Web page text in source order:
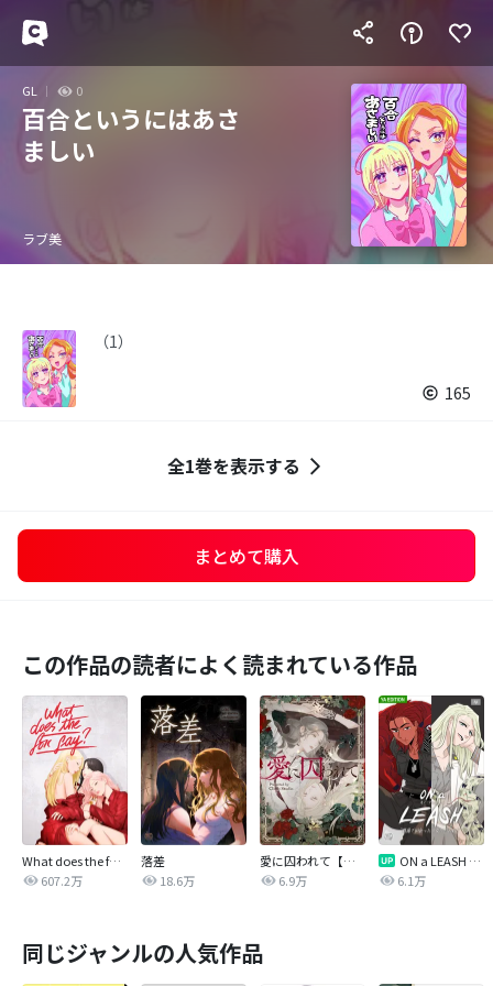
GL 0
百合というにはあさ
ましい
ラブ美
（1）
165
全1巻を表示する
まとめて購入
この作品の読者によく読まれている作品
What does the fox say?
607.2万
落差
18.6万
愛に囚われて【タテヨミ】
6.9万
ON a LEASH ~ 戦場で出会った彼女に囚われて ~【改訂版】
6.1万
同じジャンルの人気作品